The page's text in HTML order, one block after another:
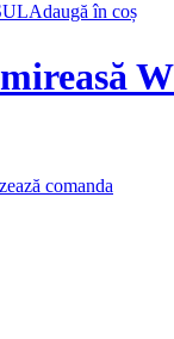
Adaugă în coș
comanda